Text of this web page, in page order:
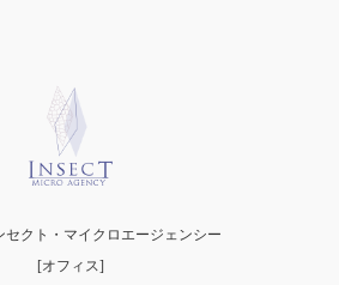
セクト・マイクロエージェンシー
[オフィス]